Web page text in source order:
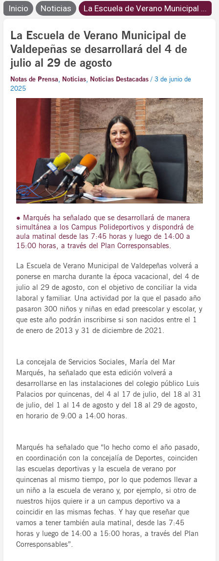
Inicio Noticias La Escuela de Verano Municipal ...
La Escuela de Verano Municipal de
Valdepeñas se desarrollará del 4 de
julio al 29 de agosto
Notas de Prensa, Noticias, Noticias Destacadas /3 de junio de
2025
● Marqués ha señalado que se desarrollará de manera
simultánea a los Campus Polideportivos y dispondrá de
aula matinal desde las 7:45 horas y luego de 14:00 a
15:00 horas, a través del Plan Corresponsables.
La Escuela de Verano Municipal de Valdepeñas volverá a
ponerse en marcha durante la época vacacional, del 4 de
julio al 29 de agosto, con el objetivo de conciliar la vida
laboral y familiar. Una actividad por la que el pasado año
pasaron 300 niños y niñas en edad preescolar y escolar, y
que este año podrán inscribirse si son nacidos entre el 1
de enero de 2013 y 31 de diciembre de 2021.
La concejala de Servicios Sociales, María del Mar
Marqués, ha señalado que esta edición volverá a
desarrollarse en las instalaciones del colegio público Luis
Palacios por quincenas, del 4 al 17 de julio, del 18 al 31
de julio, del 1 al 14 de agosto y del 18 al 29 de agosto,
en horario de 9:00 a 14:00 horas.
Marqués ha señalado que “lo hecho como el año pasado,
en coordinación con la concejalía de Deportes, coinciden
las escuelas deportivas y la escuela de verano por
quincenas al mismo tiempo, por lo que podemos llevar a
un niño a la escuela de verano y, por ejemplo, si otro de
nuestros hijos quiere ir a un campus deportivo va a
coincidir en las mismas fechas. Y hay que reseñar que
vamos a tener también aula matinal, desde las 7:45
horas y luego de 14:00 a 15:00 horas, a través del Plan
Corresponsables”.